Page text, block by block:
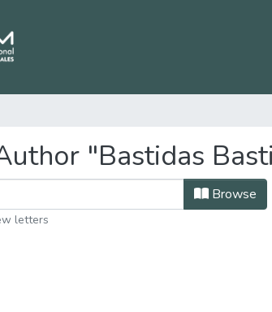
"Bastidas
Browse
letters